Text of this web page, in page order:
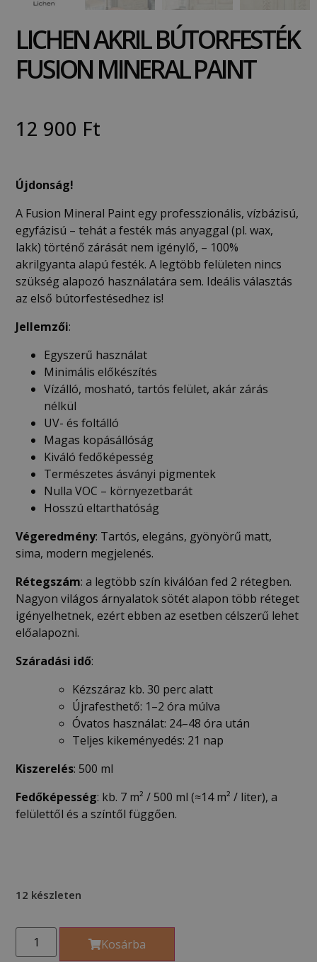
LICHEN AKRIL BÚTORFESTÉK
FUSION MINERAL PAINT
12 900 Ft
Újdonság!
A Fusion Mineral Paint egy professzionális, vízbázisú,
egyfázisú – tehát a festék más anyaggal (pl. wax,
lakk) történő zárását nem igénylő, – 100%
akrilgyanta alapú festék. A legtöbb felületen nincs
szükség alapozó használatára sem. Ideális választás
az első bútorfestésedhez is!
Jellemzői:
Egyszerű használat
Minimális előkészítés
Vízálló, mosható, tartós felület, akár zárás
nélkül
UV- és foltálló
Magas kopásállóság
Kiváló fedőképesség
Természetes ásványi pigmentek
Nulla VOC – környezetbarát
Hosszú eltarthatóság
Végeredmény: Tartós, elegáns, gyönyörű matt,
sima, modern megjelenés.
Rétegszám: a legtöbb szín kiválóan fed 2 rétegben.
Nagyon világos árnyalatok sötét alapon több réteget
igényelhetnek, ezért ebben az esetben célszerű lehet
előalapozni.
Száradási idő:
Kézszáraz kb. 30 perc alatt
Újrafesthető: 1–2 óra múlva
Óvatos használat: 24–48 óra után
Teljes kikeményedés: 21 nap
Kiszerelés: 500 ml
Fedőképesség: kb. 7 m² / 500 ml (≈14 m² / liter), a
felülettől és a színtől függően.
12 készleten
Kosárba